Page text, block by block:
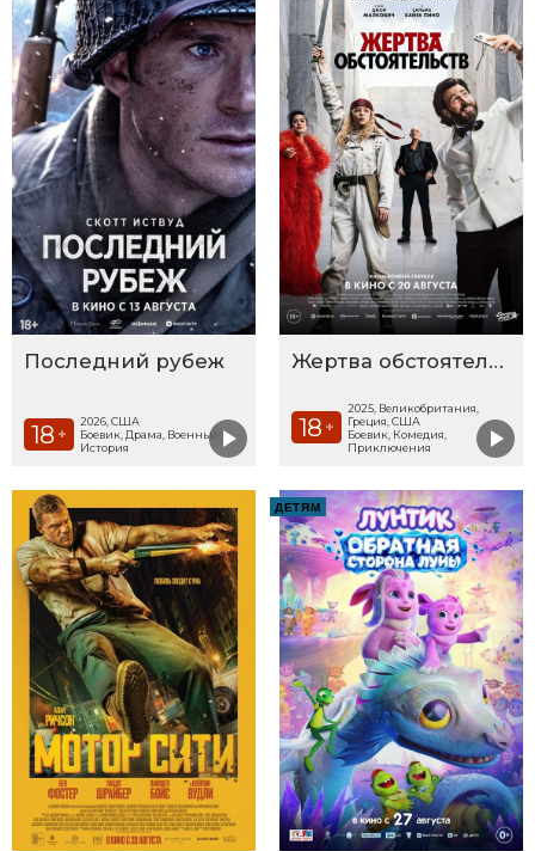
Последний рубеж
18 +
2026, США
Боевик, Драма, Военный,
История
Жертва обстоятельств
18 +
2025, Великобритания,
Греция, США
Боевик, Комедия,
Приключения
ДЕТЯМ